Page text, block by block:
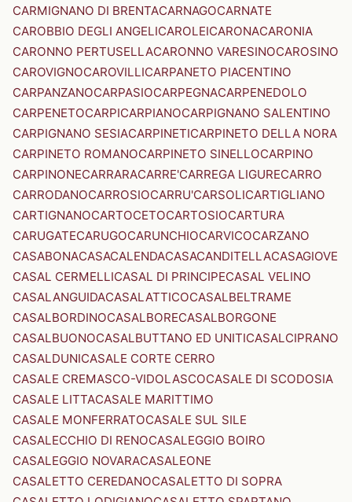
CARMIGNANO DI BRENTACARNAGOCARNATE
CAROBBIO DEGLI ANGELICAROLEICARONACARONIA
CARONNO PERTUSELLACARONNO VARESINOCAROSINO
CAROVIGNOCAROVILLICARPANETO PIACENTINO
CARPANZANOCARPASIOCARPEGNACARPENEDOLO
CARPENETOCARPICARPIANOCARPIGNANO SALENTINO
CARPIGNANO SESIACARPINETICARPINETO DELLA NORA
CARPINETO ROMANOCARPINETO SINELLOCARPINO
CARPINONECARRARACARRE'CARREGA LIGURECARRO
CARRODANOCARROSIOCARRU'CARSOLICARTIGLIANO
CARTIGNANOCARTOCETOCARTOSIOCARTURA
CARUGATECARUGOCARUNCHIOCARVICOCARZANO
CASABONACASACALENDACASACANDITELLACASAGIOVE
CASAL CERMELLICASAL DI PRINCIPECASAL VELINO
CASALANGUIDACASALATTICOCASALBELTRAME
CASALBORDINOCASALBORECASALBORGONE
CASALBUONOCASALBUTTANO ED UNITICASALCIPRANO
CASALDUNICASALE CORTE CERRO
CASALE CREMASCO-VIDOLASCOCASALE DI SCODOSIA
CASALE LITTACASALE MARITTIMO
CASALE MONFERRATOCASALE SUL SILE
CASALECCHIO DI RENOCASALEGGIO BOIRO
CASALEGGIO NOVARACASALEONE
CASALETTO CEREDANOCASALETTO DI SOPRA